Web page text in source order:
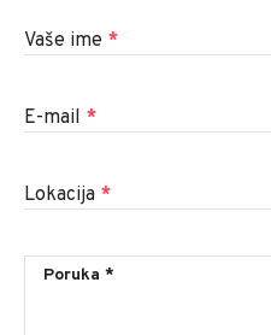
Vaše ime *
E-mail *
Lokacija *